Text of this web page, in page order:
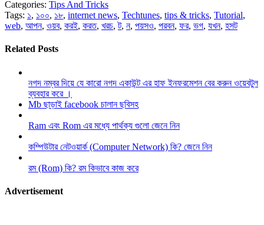
Categories: Tips And Tricks
Tags: ১, ১০০, ১৮, internet news, Techtunes, tips & tricks, Tutorial,
web, আপন, ওয়ব, করই, করত, খরচ,ট, ন, পয়সও, পরবন, ফর, ভগ, যখন, হসট
Related Posts
নগদ নম্বর দিয়ে যে কারো নগদ একাউন্ট এর হাফ ইনফরমেশন বের করুন ওয়েবটুল
ব্যবহার করে ।
Mb ছাড়াই facebook চালান ছবিসহ
Ram এবং Rom এর মধ্যে পার্থক্য গুলো জেনে নিন
কম্পিউটার নেটওয়ার্ক (Computer Network) কি? জেনে নিন
রম (Rom) কি? রম কিভাবে কাজ করে
Advertisement